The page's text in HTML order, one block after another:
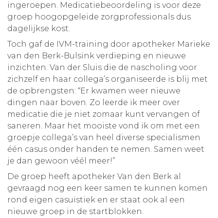
ingeroepen. Medicatiebeoordeling is voor deze
groep hoogopgeleide zorgprofessionals dus
dagelijkse kost.
Toch gaf de IVM-training door apotheker Marieke
van den Berk-Bulsink verdieping en nieuwe
inzichten. Van der Sluis die de nascholing voor
zichzelf en haar collega’s organiseerde is blij met
de opbrengsten: “Er kwamen weer nieuwe
dingen naar boven. Zo leerde ik meer over
medicatie die je niet zomaar kunt vervangen of
saneren. Maar het mooiste vond ik om met een
groepje collega’s van heel diverse specialismen
één casus onder handen te nemen. Samen weet
je dan gewoon véél meer!”
De groep heeft apotheker Van den Berk al
gevraagd nog een keer samen te kunnen komen
rond eigen casuïstiek en er staat ook al een
nieuwe groep in de startblokken.